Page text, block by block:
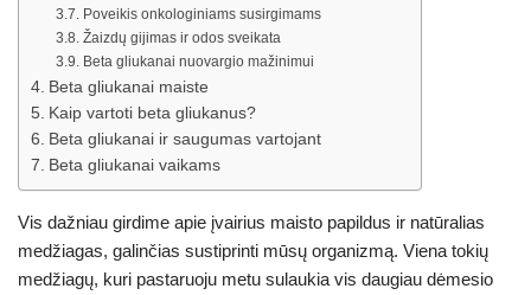
Poveikis onkologiniams susirgimams
Žaizdų gijimas ir odos sveikata
Beta gliukanai nuovargio mažinimui
Beta gliukanai maiste
Kaip vartoti beta gliukanus?
Beta gliukanai ir saugumas vartojant
Beta gliukanai vaikams
Vis dažniau girdime apie įvairius maisto papildus ir natūralias
medžiagas, galinčias sustiprinti mūsų organizmą. Viena tokių
medžiagų, kuri pastaruoju metu sulaukia vis daugiau dėmesio